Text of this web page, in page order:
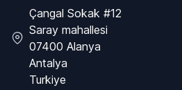
Çangal Sokak #12
Saray mahallesi
07400 Alanya
Antalya
Turkiye